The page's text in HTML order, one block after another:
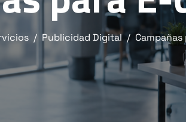
Publicidad Digital